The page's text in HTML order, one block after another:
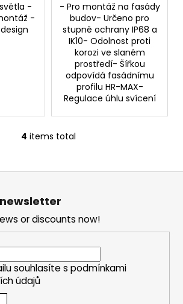
-
-
- Pro montáž na fasády
budov- Určeno pro
stupně ochrany IP68 a
IK10- Odolnost proti
korozi ve slaném
prostředí- Šířkou
odpovídá fasádnímu
profilu HR-MAX-
Regulace úhlu svícení
L
s
i
n
g
c
o
n
t
4 items total
or discounts now!
souhlasíte s podmínkami
údajů